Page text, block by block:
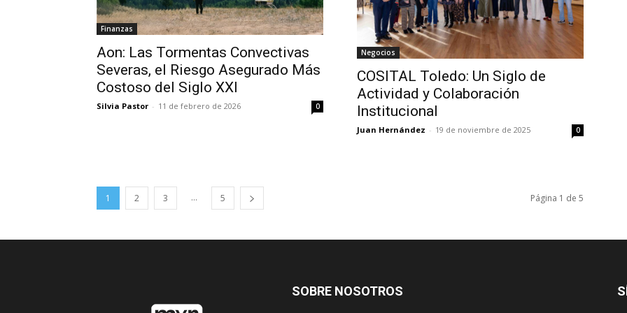
Finanzas
Aon: Las Tormentas Convectivas
Severas, el Riesgo Asegurado Más
Costoso del Siglo XXI
Silvia Pastor - 11 de febrero de 2026 0
Negocios
COSITAL Toledo: Un Siglo de
Actividad y Colaboración
Institucional
Juan Hernández - 19 de noviembre de 2025 0
1 2 3 ... 5 Página 1 de 5
SOBRE NOSOTROS